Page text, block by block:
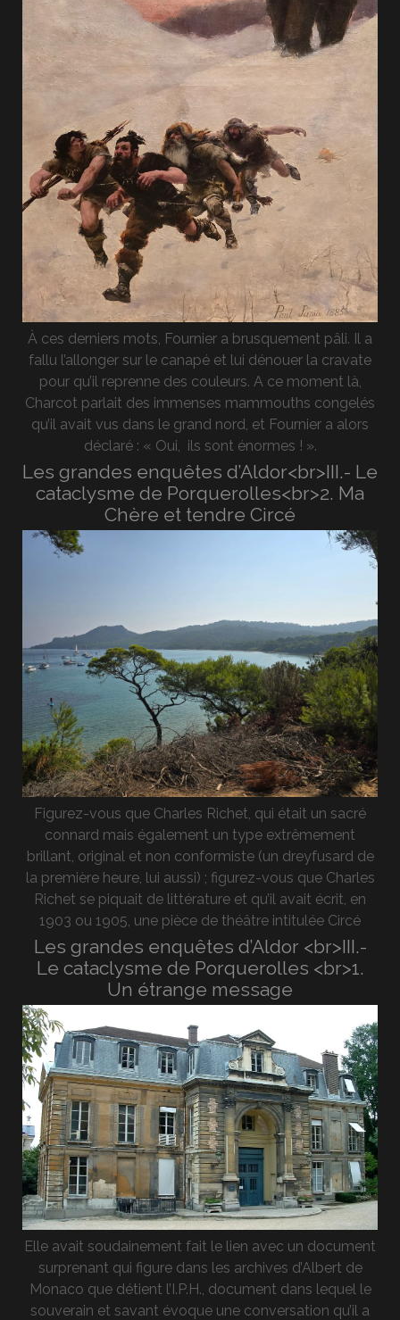
À ces derniers mots, Fournier a brusquement pâli. Il a
fallu l’allonger sur le canapé et lui dénouer la cravate
pour qu’il reprenne des couleurs. A ce moment là,
Charcot parlait des immenses mammouths congelés
qu’il avait vus dans le grand nord, et Fournier a alors
déclaré : « Oui, ils sont énormes ! ».
Les grandes enquêtes d’Aldor<br>III.- Le
cataclysme de Porquerolles<br>2. Ma
Chère et tendre Circé
Figurez-vous que Charles Richet, qui était un sacré
connard mais également un type extrêmement
brillant, original et non conformiste (un dreyfusard de
la première heure, lui aussi) ; figurez-vous que Charles
Richet se piquait de littérature et qu’il avait écrit, en
1903 ou 1905, une pièce de théâtre intitulée Circé
Les grandes enquêtes d’Aldor <br>III.-
Le cataclysme de Porquerolles <br>1.
Un étrange message
Elle avait soudainement fait le lien avec un document
surprenant qui figure dans les archives d’Albert de
Monaco que détient l’I.P.H., document dans lequel le
souverain et savant évoque une conversation qu’il a